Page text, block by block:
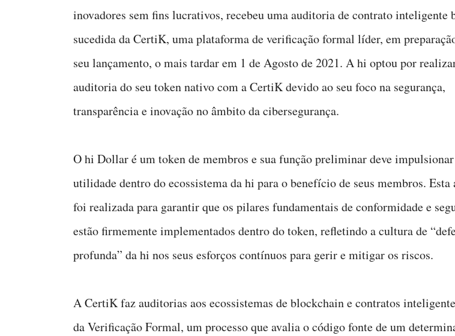
inovadores sem fins lucrativos, recebeu uma auditoria de contrato inteligente
sucedida da CertiK, uma plataforma de verificação formal líder, em
seu lançamento, o mais tardar em 1 de Agosto de 2021. A hi optou por
auditoria do seu token nativo com a CertiK devido ao seu foco na segurança,
transparência e inovação no âmbito da cibersegurança.
O hi Dollar é um token de membros e sua função preliminar deve
utilidade dentro do ecossistema da hi para o benefício de seus membros.
foi realizada para garantir que os pilares fundamentais de conformidade e
estão firmemente implementados dentro do token, refletindo a cultura de
profunda” da hi nos seus esforços contínuos para gerir e mitigar os riscos.
A CertiK faz auditorias aos ecossistemas de blockchain e contratos
da Verificação Formal, um processo que avalia o código fonte de um